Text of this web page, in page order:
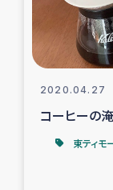
女性の生
2020.04.27
コーヒーの
東ティモ